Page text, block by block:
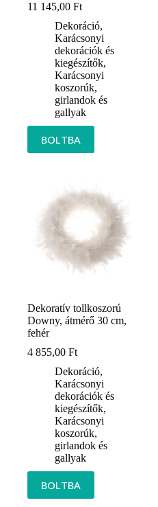
11 145,00 Ft
Dekoráció,
Karácsonyi
dekorációk és
kiegészítők,
Karácsonyi
koszorúk,
girlandok és
gallyak
BOLTBA
Dekoratív tollkoszorú
Downy, átmérő 30 cm,
fehér
4 855,00 Ft
Dekoráció,
Karácsonyi
dekorációk és
kiegészítők,
Karácsonyi
koszorúk,
girlandok és
gallyak
BOLTBA